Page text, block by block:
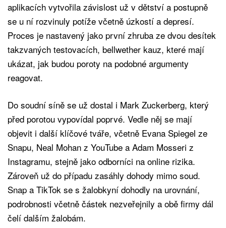
aplikacích vytvořila závislost už v dětství a postupně
se u ní rozvinuly potíže včetně úzkostí a depresí.
Proces je nastavený jako první zhruba ze dvou desítek
takzvaných testovacích, bellwether kauz, které mají
ukázat, jak budou poroty na podobné argumenty
reagovat.
Do soudní síně se už dostal i Mark Zuckerberg, který
před porotou vypovídal poprvé. Vedle něj se mají
objevit i další klíčové tváře, včetně Evana Spiegel ze
Snapu, Neal Mohan z YouTube a Adam Mosseri z
Instagramu, stejně jako odborníci na online rizika.
Zároveň už do případu zasáhly dohody mimo soud.
Snap a TikTok se s žalobkyní dohodly na urovnání,
podrobnosti včetně částek nezveřejnily a obě firmy dál
čelí dalším žalobám.